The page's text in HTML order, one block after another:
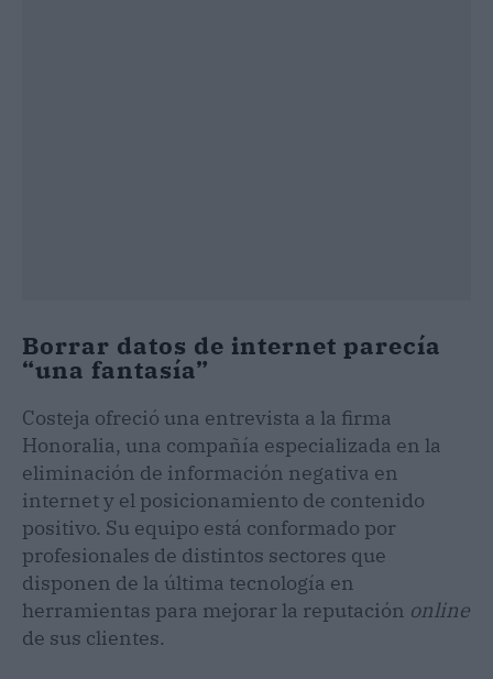
Borrar datos de internet parecía
“una fantasía”
Costeja ofreció una entrevista a la firma
Honoralia, una compañía especializada en la
eliminación de información negativa en
internet y el posicionamiento de contenido
positivo. Su equipo está conformado por
profesionales de distintos sectores que
disponen de la última tecnología en
herramientas para mejorar la reputación online
de sus clientes.